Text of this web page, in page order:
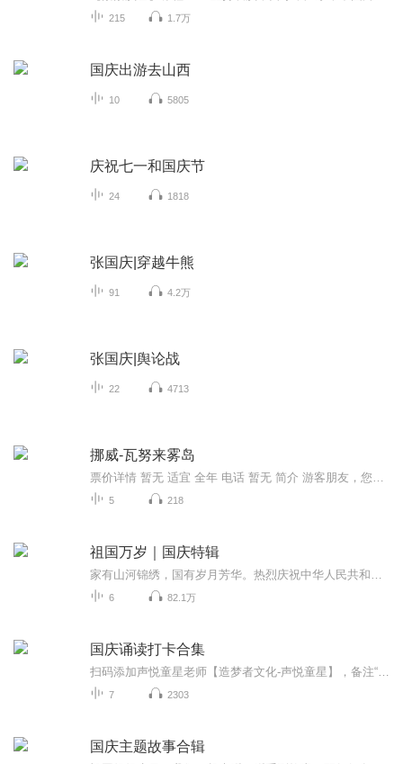
215 1.7万
国庆出游去山西
10 5805
庆祝七一和国庆节
24 1818
张国庆|穿越牛熊
91 4.2万
张国庆|舆论战
22 4713
挪威-瓦努来雾岛
5 218
祖国万岁｜国庆特辑
6 82.1万
国庆诵读打卡合集
7 2303
国庆主题故事合辑